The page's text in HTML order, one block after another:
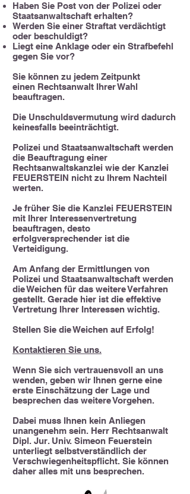
Haben Sie Post von der Polizei oder
Staatsanwaltschaft erhalten?
Werden Sie einer Straftat verdächtigt
oder beschuldigt?
Liegt eine Anklage oder ein Strafbefehl
gegen Sie vor?
Sie können zu jedem Zeitpunkt
einen Rechtsanwalt Ihrer Wahl
beauftragen.
Die Unschuldsvermutung wird dadurch
keinesfalls beeinträchtigt.
Polizei und Staatsanwaltschaft werden
die Beauftragung einer
Rechtsanwaltskanzlei wie der Kanzlei
FEUERSTEIN nicht zu Ihrem Nachteil
werten.
Je früher Sie die Kanzlei FEUERSTEIN
mit Ihrer Interessenvertretung
beauftragen, desto
erfolgversprechender ist die
Verteidigung.
Am Anfang der Ermittlungen von
Polizei und Staatsanwaltschaft werden
die Weichen für das weitere Verfahren
gestellt. Gerade hier ist die effektive
Vertretung Ihrer Interessen wichtig.
Stellen Sie die Weichen auf Erfolg!
Kontaktieren Sie uns.
Wenn Sie sich vertrauensvoll an uns
wenden, geben wir Ihnen gerne eine
erste Einschätzung der Lage und
besprechen das weitere Vorgehen.
Dabei muss Ihnen kein Anliegen
unangenehm sein. Herr Rechtsanwalt
Dipl. Jur. Univ. Simeon Feuerstein
unterliegt selbstverständlich der
Verschwiegenheitspflicht. Sie können
daher alles mit uns besprechen.